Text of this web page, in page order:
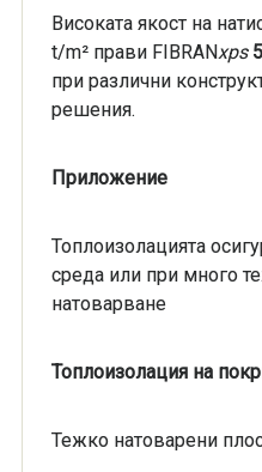
Високата якост на
t/m² прави FIBRANxps 5
при различни
решения.
Приложение
Топлоизолацията
среда или при много
натоварване
Топлоизолация на
Тежко натоварени